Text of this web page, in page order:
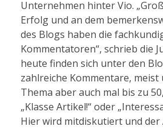
Unternehmen hinter Vio.
Erfolg und an dem
des Blogs haben die
Kommentatoren“, schrieb die
heute finden sich unter den
zahlreiche Kommentare, meist
Thema aber auch mal bis zu
„Klasse Artikel!“ oder
Hier wird mitdiskutiert und der